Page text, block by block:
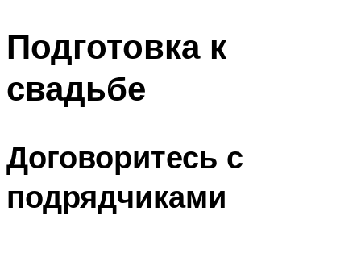
Подготовка к
свадьбе
Договоритесь с
подрядчиками